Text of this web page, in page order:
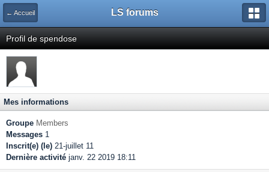
← Accueil LS forums
Profil de spendose
Mes informations
Groupe Members
Messages 1
Inscrit(e) (le) 21-juillet 11
Dernière activité janv. 22 2019 18:11